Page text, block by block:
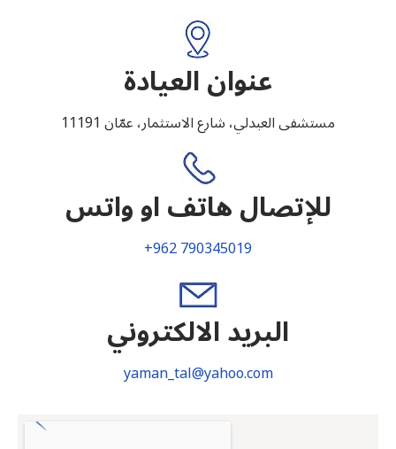
عنوان العيادة
مستشفى العبدلي، شارع الاستثمار، عمّان 11191
للإتصال هاتف او واتس
+962 790345019
البريد الالكتروني
yaman_tal@yahoo.com